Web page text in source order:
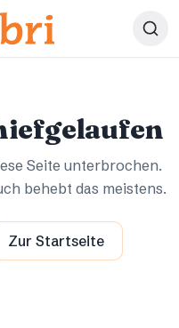
Seite unterbrochen.
behebt das meistens.
Zur Startseite